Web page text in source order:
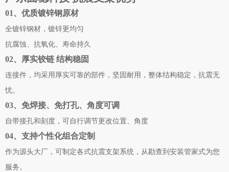
01、优质镀锌钢原材
全镀锌钢材，镀锌更均匀
抗腐蚀、抗氧化、寿命持久
02、厚实铰链 结构稳固
连接件，均采用厚实可靠的部件，坚固耐用，整体结构稳定，抗震无
忧。
03、免焊接、免打孔、角度可调
自带接孔和刻度，可自行调节更改位置、角度
04、支持个性化组合定制
作为源头大厂，可制定各式抗震支架系统，从勘查到安装管家式为您
服务。